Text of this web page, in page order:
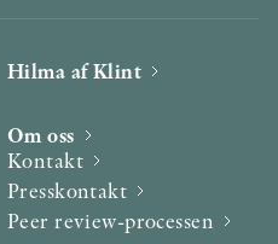
Hilma af Klint
Om oss
Kontakt
Presskontakt
Peer review-processen